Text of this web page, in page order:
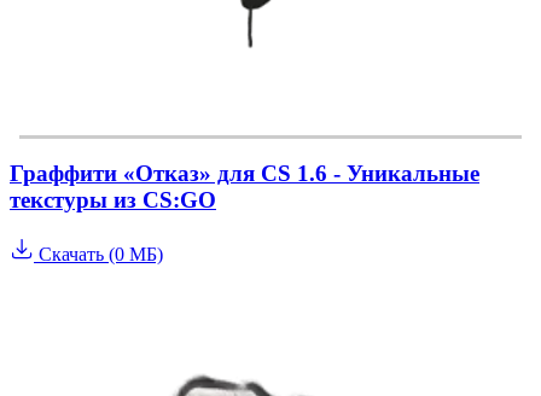
Граффити «Отказ» для CS 1.6 - Уникальные
текстуры из CS:GO
Скачать (0 МБ)